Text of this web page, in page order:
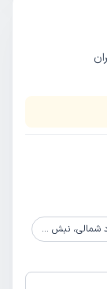
پلاک 37، طبقه4، واحد 402